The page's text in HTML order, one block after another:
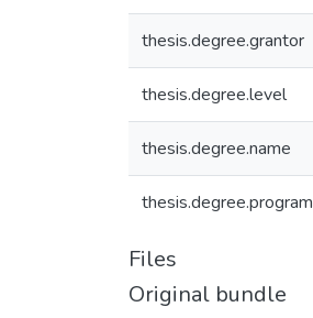
thesis.degree.grantor
thesis.degree.level
thesis.degree.name
thesis.degree.program
Files
Original bundle